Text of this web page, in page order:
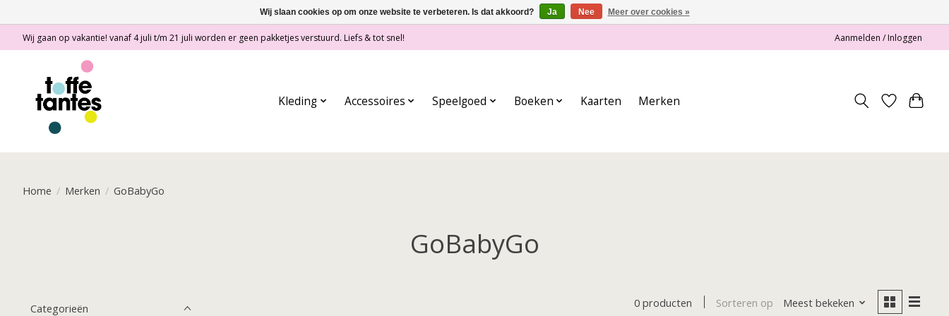
Wij gaan op vakantie! vanaf 4 juli t/m 21 juli worden er geen pakketjes verstuurd. Liefs & tot snel! Aanmelden / Inloggen
Kleding Accessoires Speelgoed Boeken Kaarten Merken
Home / Merken / GoBabyGo
GoBabyGo
Categorieën 0 producten Sorteren op Meest bekeken
Wij slaan cookies op om onze website te verbeteren. Is dat akkoord? Ja Nee Meer over cookies »